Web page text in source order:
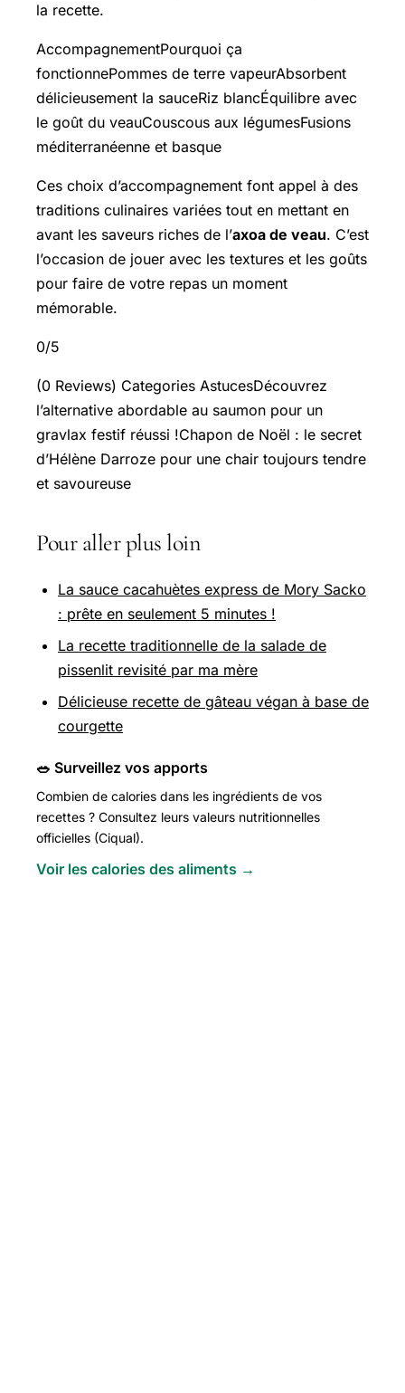
la recette.
AccompagnementPourquoi ça
fonctionnePommes de terre vapeurAbsorbent
délicieusement la sauceRiz blancÉquilibre avec
le goût du veauCouscous aux légumesFusions
méditerranéenne et basque
Ces choix d’accompagnement font appel à des
traditions culinaires variées tout en mettant en
avant les saveurs riches de l’axoa de veau. C’est
l’occasion de jouer avec les textures et les goûts
pour faire de votre repas un moment
mémorable.
0/5
(0 Reviews) Categories AstucesDécouvrez
l’alternative abordable au saumon pour un
gravlax festif réussi !Chapon de Noël : le secret
d’Hélène Darroze pour une chair toujours tendre
et savoureuse
Pour aller plus loin
La sauce cacahuètes express de Mory Sacko
: prête en seulement 5 minutes !
La recette traditionnelle de la salade de
pissenlit revisité par ma mère
Délicieuse recette de gâteau végan à base de
courgette
🥗 Surveillez vos apports
Combien de calories dans les ingrédients de vos
recettes ? Consultez leurs valeurs nutritionnelles
officielles (Ciqual).
Voir les calories des aliments →